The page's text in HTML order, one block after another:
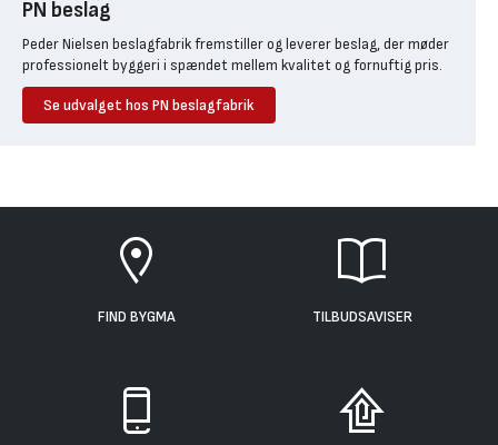
PN beslag
Peder Nielsen beslagfabrik fremstiller og leverer beslag, der møder
professionelt byggeri i spændet mellem kvalitet og fornuftig pris.
Se udvalget hos PN beslagfabrik
FIND BYGMA TILBUDSAVISER